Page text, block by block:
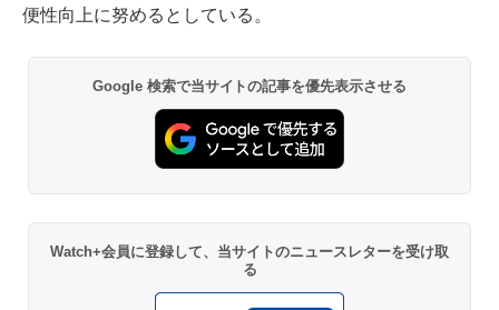
便性向上に努めるとしている。
Google 検索で当サイトの記事を優先表示させる
Watch+会員に登録して、当サイトのニュースレターを受け取
る